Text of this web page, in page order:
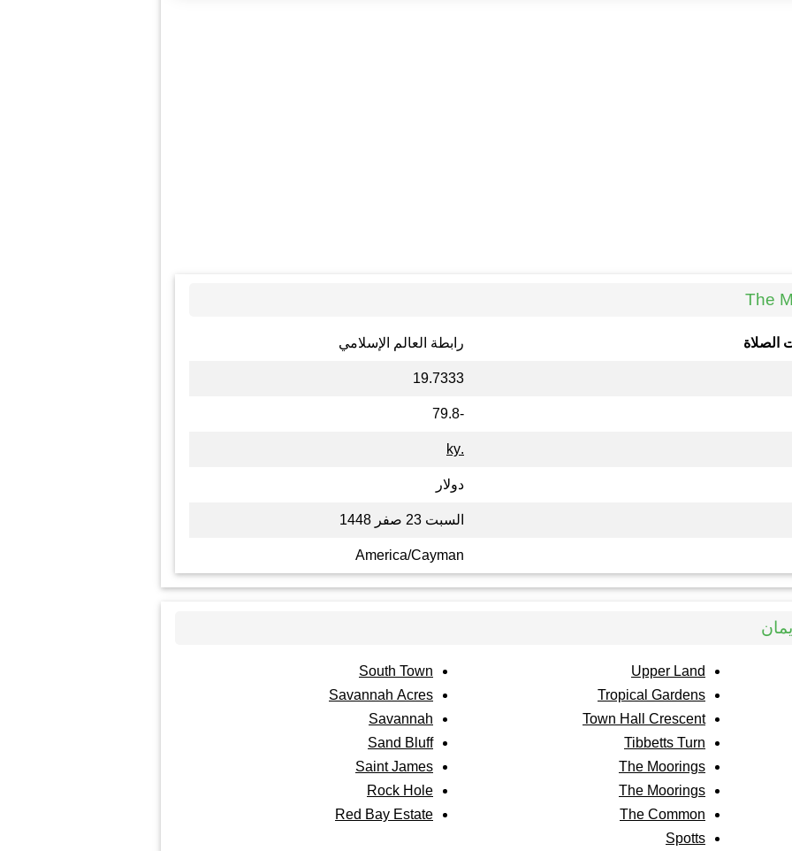
الصلاة رابطة العالم الإسلامي
19.7333
-79.8
.ky
دولار
السبت 23 صفر 1448
America/Cayman
Upper Land
Tropical Gardens
Town Hall Crescent
Tibbetts Turn
The Moorings
The Moorings
The Common
Spotts
South Town
Savannah Acres
Savannah
Sand Bluff
Saint James
Rock Hole
Red Bay Estate